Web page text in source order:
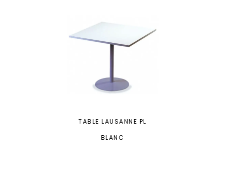
TABLE LAUSANNE PL
BLANC